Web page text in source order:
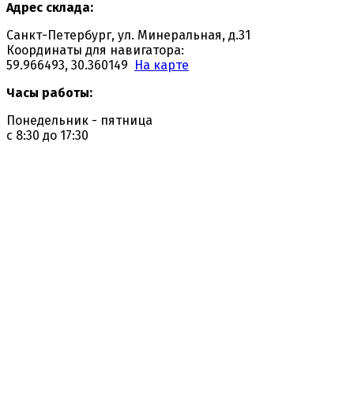
Адрес склада:
Санкт-Петербург, ул. Минеральная, д.31
Координаты для навигатора:
59.966493, 30.360149 На карте
Часы работы:
Понедельник - пятница
с 8:30 до 17:30